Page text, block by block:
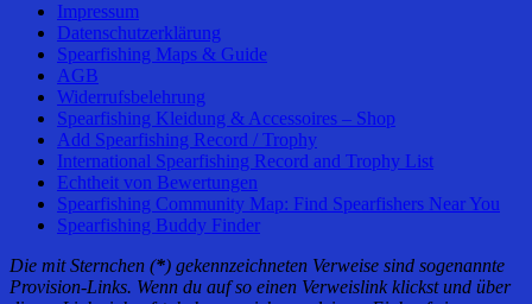
Impressum
Datenschutzerklärung
Spearfishing Maps & Guide
AGB
Widerrufsbelehrung
Spearfishing Kleidung & Accessoires – Shop
Add Spearfishing Record / Trophy
International Spearfishing Record and Trophy List
Echtheit von Bewertungen
Spearfishing Community Map: Find Spearfishers Near You
Spearfishing Buddy Finder
Die mit Sternchen (*) gekennzeichneten Verweise sind sogenannte
Provision-Links. Wenn du auf so einen Verweislink klickst und über